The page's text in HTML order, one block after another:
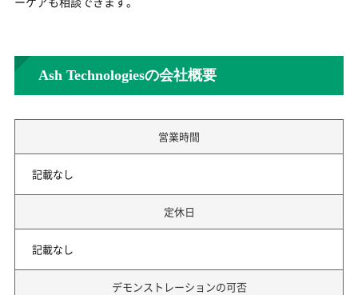
Ash Technologiesの会社概要
営業時間
記載なし
定休日
記載なし
デモンストレーションの可否